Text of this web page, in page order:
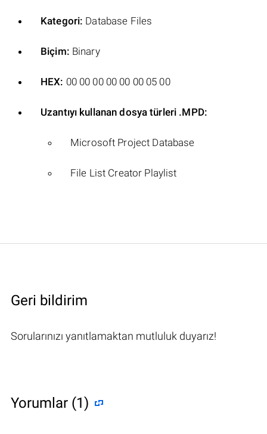
Kategori: Database Files
Biçim: Binary
HEX: 00 00 00 00 00 00 05 00
Uzantıyı kullanan dosya türleri .MPD:
Microsoft Project Database
File List Creator Playlist
Geri bildirim
Sorularınızı yanıtlamaktan mutluluk duyarız!
Yorumlar (1)